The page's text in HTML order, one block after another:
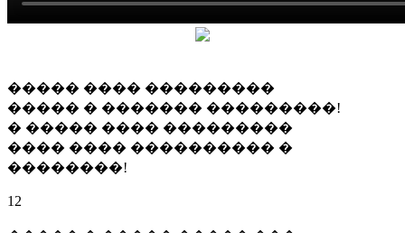
����� ���� ���������
����� � ������� ���������!
� ����� ���� ���������
���� ���� ���������� �
��������!
12